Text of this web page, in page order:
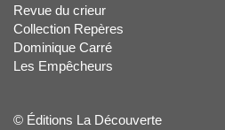
Revue du crieur
Collection Repères
Dominique Carré
Les Empêcheurs
© Éditions La Découverte